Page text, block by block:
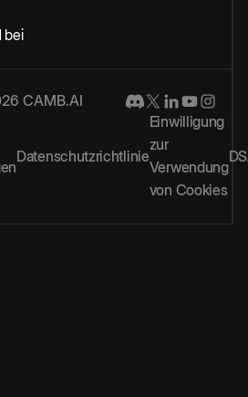
bei
CAMB.AI
Datenschutzrichtlinie
Einwilligung
zur
Verwendung
von Cookies